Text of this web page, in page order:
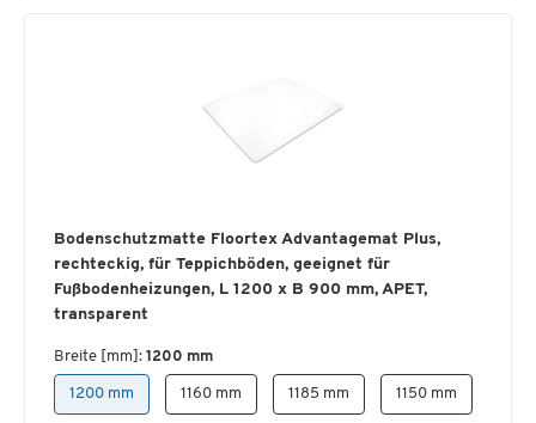
Bodenschutzmatte Floortex Advantagemat Plus,
rechteckig, für Teppichböden, geeignet für
Fußbodenheizungen, L 1200 x B 900 mm, APET,
transparent
Breite [mm]: 1200 mm
1200 mm 1160 mm 1185 mm 1150 mm